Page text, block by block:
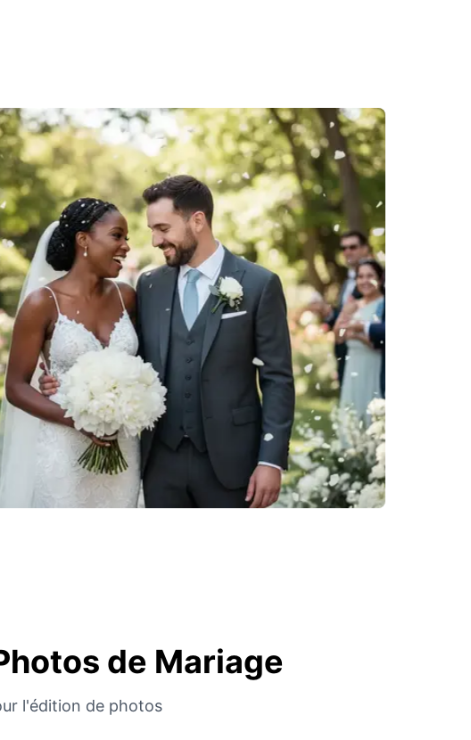
de Mariage
l'édition de photos